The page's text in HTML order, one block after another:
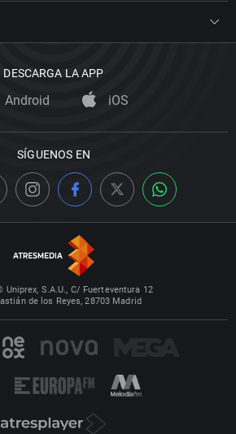
DESCARGA LA APP
Android iOS
SÍGUENOS EN
Uniprex, S.A.U., C/ Fuerteventura 12
de los Reyes, 28703 Madrid